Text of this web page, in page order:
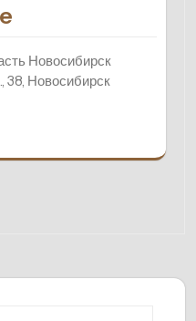
Новосибирск
38, Новосибирск